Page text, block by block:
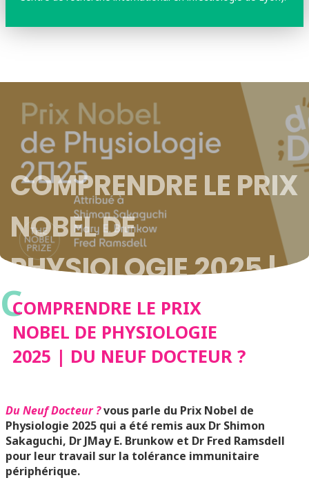
COMPRENDRE LE PRIX
NOBEL DE
PHYSIOLOGIE 2025 |
DU NEUF DOCTEUR ?
CCOMPRENDRE LE PRIX
NOBEL DE PHYSIOLOGIE
2025 | DU NEUF DOCTEUR ?
Du Neuf Docteur ?vous parle du Prix Nobel de
Physiologie 2025 qui a été remis aux Dr Shimon
Sakaguchi, Dr JMay E. Brunkow et Dr Fred Ramsdell
pour leur travail sur la tolérance immunitaire
périphérique.